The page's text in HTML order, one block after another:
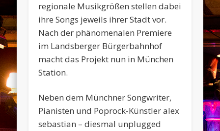
regionale Musikgrößen stellen dabei
ihre Songs jeweils ihrer Stadt vor.
Nach der phänomenalen Premiere
im Landsberger Bürgerbahnhof
macht das Projekt nun in München
Station.
Neben dem Münchner Songwriter,
Pianisten und Poprock-Künstler alex
sebastian – diesmal unplugged